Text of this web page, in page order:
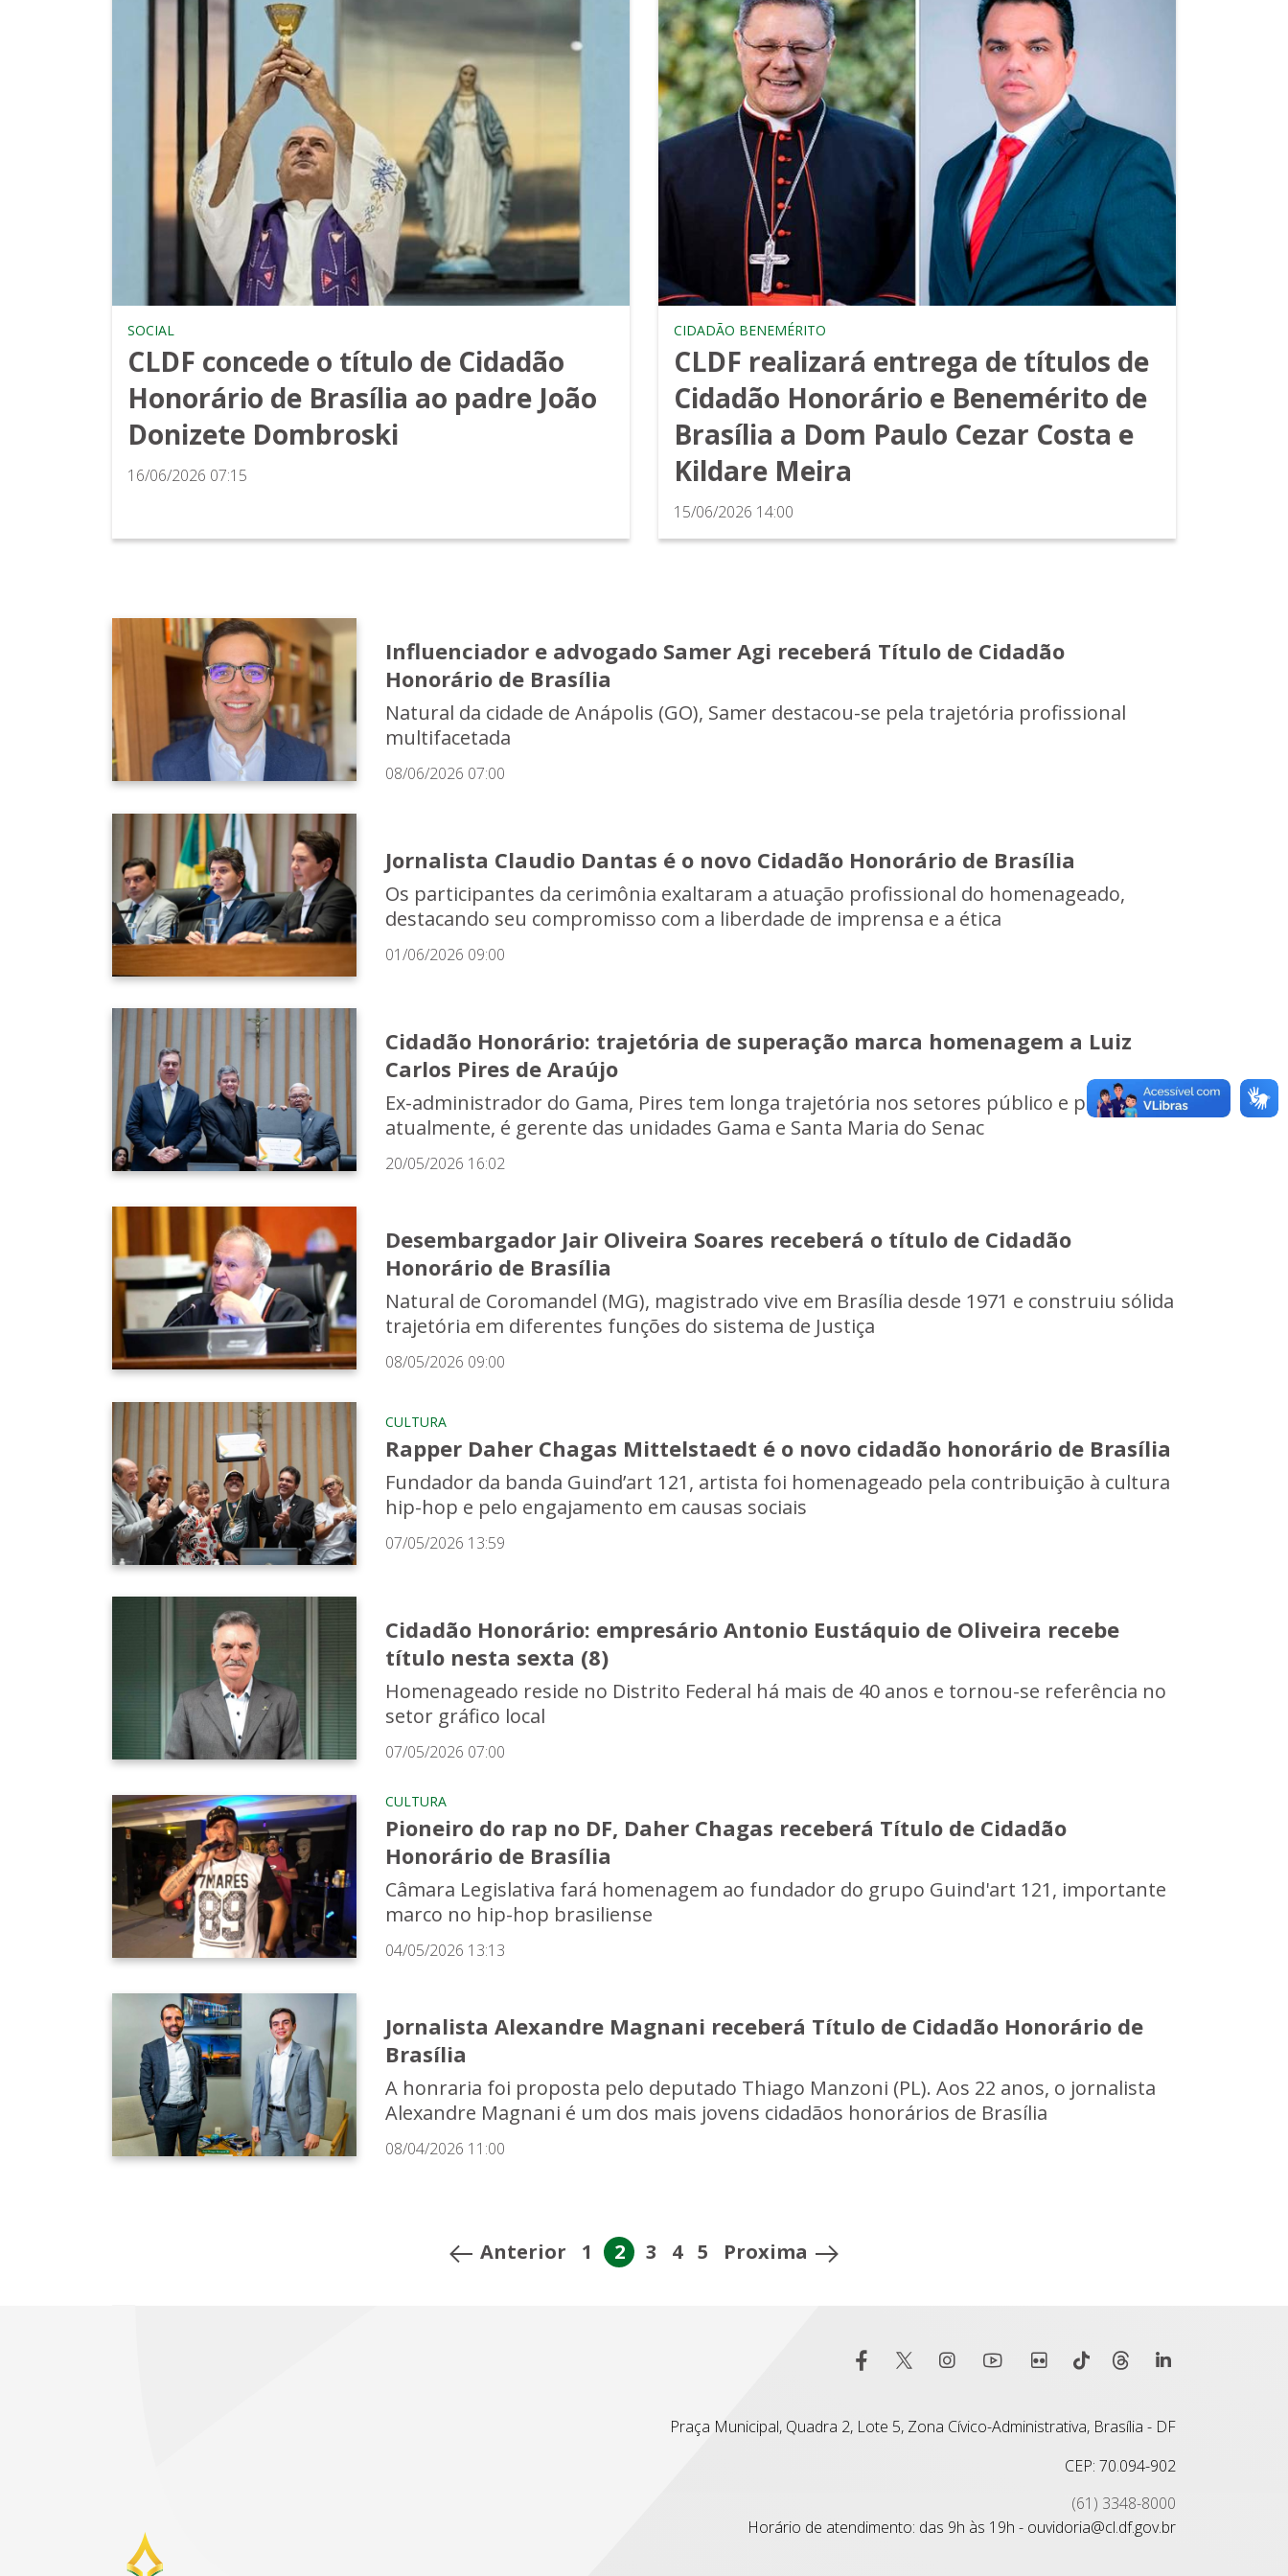
SOCIAL
CLDF concede o título de Cidadão
Honorário de Brasília ao padre João
Donizete Dombroski
16/06/2026 07:15
CIDADÃO BENEMÉRITO
CLDF realizará entrega de títulos de
Cidadão Honorário e Benemérito de
Brasília a Dom Paulo Cezar Costa e
Kildare Meira
15/06/2026 14:00
Influenciador e advogado Samer Agi receberá Título de Cidadão
Honorário de Brasília
Natural da cidade de Anápolis (GO), Samer destacou-se pela trajetória profissional
multifacetada
08/06/2026 07:00
Jornalista Claudio Dantas é o novo Cidadão Honorário de Brasília
Os participantes da cerimônia exaltaram a atuação profissional do homenageado,
destacando seu compromisso com a liberdade de imprensa e a ética
01/06/2026 09:00
Cidadão Honorário: trajetória de superação marca homenagem a Luiz
Carlos Pires de Araújo
Ex-administrador do Gama, Pires tem longa trajetória nos setores público e privado e,
atualmente, é gerente das unidades Gama e Santa Maria do Senac
20/05/2026 16:02
Desembargador Jair Oliveira Soares receberá o título de Cidadão
Honorário de Brasília
Natural de Coromandel (MG), magistrado vive em Brasília desde 1971 e construiu sólida
trajetória em diferentes funções do sistema de Justiça
08/05/2026 09:00
CULTURA
Rapper Daher Chagas Mittelstaedt é o novo cidadão honorário de Brasília
Fundador da banda Guind’art 121, artista foi homenageado pela contribuição à cultura
hip-hop e pelo engajamento em causas sociais
07/05/2026 13:59
Cidadão Honorário: empresário Antonio Eustáquio de Oliveira recebe
título nesta sexta (8)
Homenageado reside no Distrito Federal há mais de 40 anos e tornou-se referência no
setor gráfico local
07/05/2026 07:00
CULTURA
Pioneiro do rap no DF, Daher Chagas receberá Título de Cidadão
Honorário de Brasília
Câmara Legislativa fará homenagem ao fundador do grupo Guind'art 121, importante
marco no hip-hop brasiliense
04/05/2026 13:13
Jornalista Alexandre Magnani receberá Título de Cidadão Honorário de
Brasília
A honraria foi proposta pelo deputado Thiago Manzoni (PL). Aos 22 anos, o jornalista
Alexandre Magnani é um dos mais jovens cidadãos honorários de Brasília
08/04/2026 11:00
Anterior 1 2 3 4 5 Proxima
Praça Municipal, Quadra 2, Lote 5, Zona Cívico-Administrativa, Brasília - DF
CEP: 70.094-902
(61) 3348-8000
Horário de atendimento: das 9h às 19h - ouvidoria@cl.df.gov.br